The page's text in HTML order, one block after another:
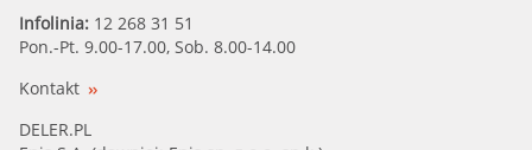
Infolinia: 12 268 31 51
Pon.-Pt. 9.00-17.00, Sob. 8.00-14.00
Kontakt
DELER.PL